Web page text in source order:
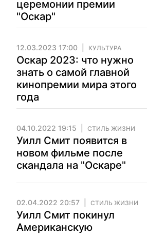
церемонии премии
"Оскар"
12.03.2023 17:00 КУЛЬТУРА
Оскар 2023: что нужно
знать о самой главной
кинопремии мира этого
года
04.10.2022 19:15 СТИЛЬ ЖИЗНИ
Уилл Смит появится в
новом фильме после
скандала на "Оскаре"
02.04.2022 20:57 СТИЛЬ ЖИЗНИ
Уилл Смит покинул
Американскую